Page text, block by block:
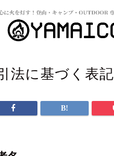
法に基づく表記